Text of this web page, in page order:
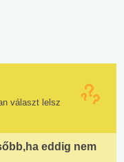
választ lelsz
eddig nem